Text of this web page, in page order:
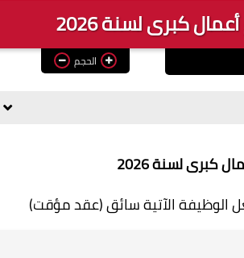
كبرى لسنة 2026
الحجم
لسنة 2026
الوظيفة الآتية سائق (عقد مؤقت)